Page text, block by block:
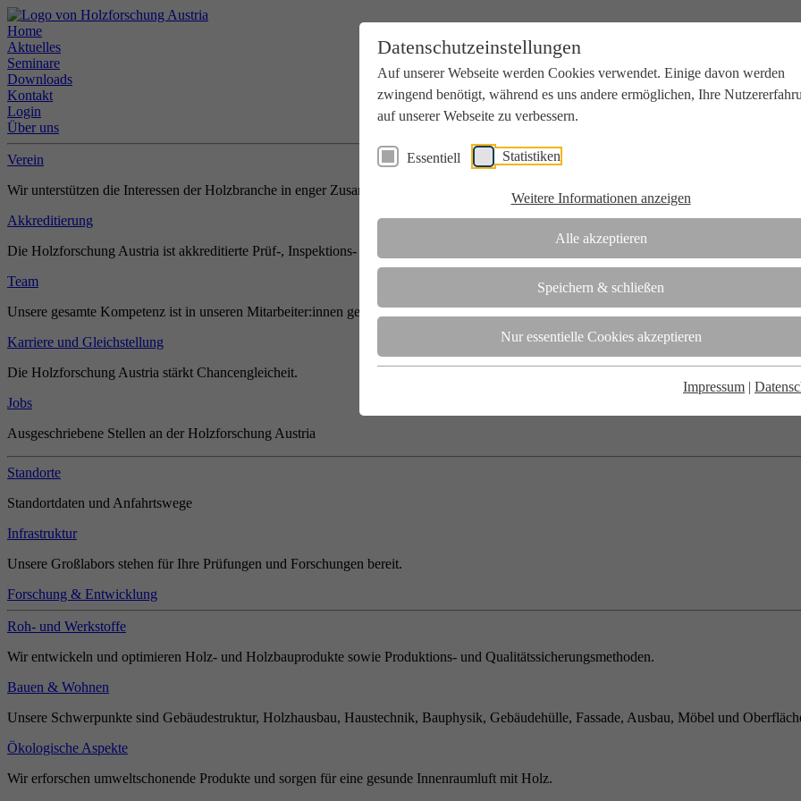
Datenschutzeinstellungen
Auf unserer Webseite werden Cookies verwendet. Einige davon werden
zwingend benötigt, während es uns andere ermöglichen, Ihre
auf unserer Webseite zu verbessern.
Essentiell Statistiken
Weitere Informationen anzeigen
Alle akzeptieren
Speichern & schließen
Nur essentielle Cookies akzeptieren
Impressum |
Home
Aktuelles
Seminare
Downloads
Kontakt
Login
Über uns
Verein
Wir unterstützen die Interessen der Holzbranche in enger Zusammenarbeit mit Wissenschaft und Wirtschaft.
Akkreditierung
Die Holzforschung Austria ist akkreditierte Prüf-, Inspektions- und Zertifizierungsstelle.
Team
Unsere gesamte Kompetenz ist in unseren Mitarbeiter:innen gebündelt
Karriere und Gleichstellung
Die Holzforschung Austria stärkt Chancengleicheit.
Jobs
Ausgeschriebene Stellen an der Holzforschung Austria
Standorte
Standortdaten und Anfahrtswege
Infrastruktur
Unsere Großlabors stehen für Ihre Prüfungen und Forschungen bereit.
Forschung & Entwicklung
Roh- und Werkstoffe
Wir entwickeln und optimieren Holz- und Holzbauprodukte sowie Produktions- und Qualitätssicherungsmethoden.
Bauen & Wohnen
Unsere Schwerpunkte sind Gebäudestruktur, Holzhausbau, Haustechnik, Bauphysik, Gebäudehülle, Fassade, Ausbau, Möbel und
Ökologische Aspekte
Wir erforschen umweltschonende Produkte und sorgen für eine gesunde Innenraumluft mit Holz.